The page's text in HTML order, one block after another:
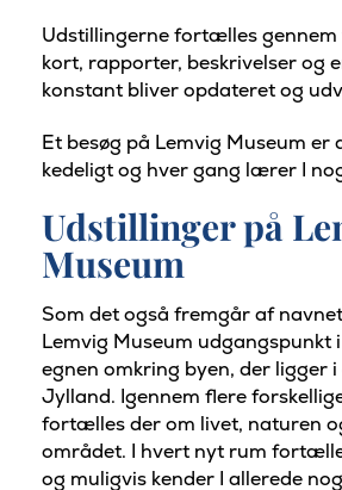
Udstillingerne fortælles
kort, rapporter, beskrivelser og
konstant bliver opdateret og
Et besøg på Lemvig Museum er
kedeligt og hver gang lærer I
Udstillinger på
Museum
Som det også fremgår af
Lemvig Museum udgangspunkt
egnen omkring byen, der ligger
Jylland. Igennem flere
fortælles der om livet, naturen
området. I hvert nyt rum
og muligvis kender I allerede